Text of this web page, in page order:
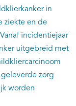
in
ziekte en de
incidentiejaar
uitgebreid met
zorg
worden